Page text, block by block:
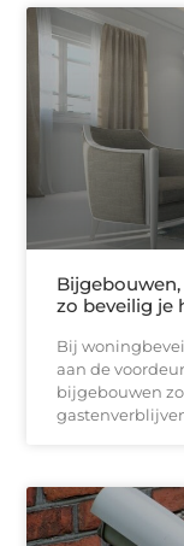
zo beveilig je
Bij
aan de
bijgebouwen